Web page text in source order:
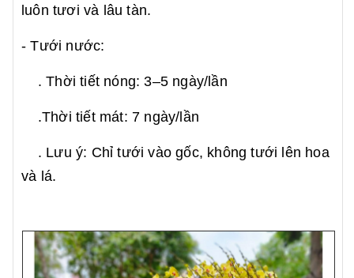
luôn tươi và lâu tàn.
- Tưới nước:
. Thời tiết nóng: 3–5 ngày/lần
.Thời tiết mát: 7 ngày/lần
. Lưu ý: Chỉ tưới vào gốc, không tưới lên hoa
và lá.